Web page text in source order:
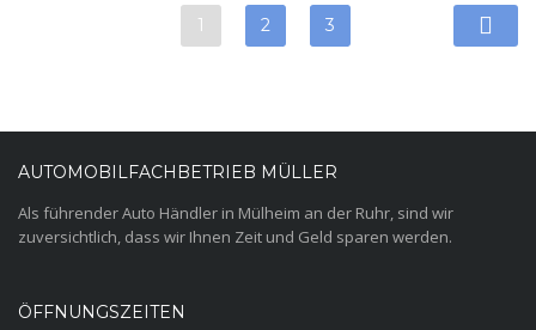
1 2 3
AUTOMOBILFACHBETRIEB MÜLLER
Als führender Auto Händler in Mülheim an der Ruhr, sind wir
zuversichtlich, dass wir Ihnen Zeit und Geld sparen werden.
ÖFFNUNGSZEITEN